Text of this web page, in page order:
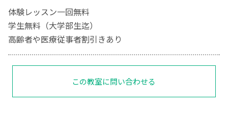
体験レッスン一回無料
学生無料（大学部生迄）
高齢者や医療従事者割引きあり
この教室に問い合わせる